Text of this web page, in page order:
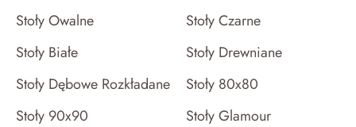
Stoły Owalne
Stoły Czarne
Stoły Białe
Stoły Drewniane
Stoły Dębowe Rozkładane
Stoły 80x80
Stoły 90x90
Stoły Glamour